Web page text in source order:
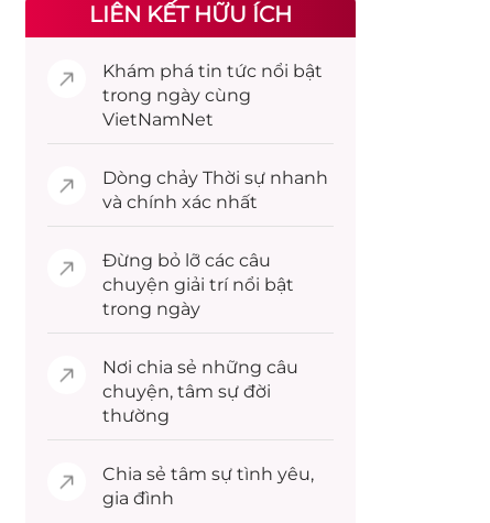
LIÊN KẾT HỮU ÍCH
Khám phá tin tức nổi bật
trong ngày cùng
VietNamNet
Dòng chảy Thời sự nhanh
và chính xác nhất
Đừng bỏ lỡ các câu
chuyện giải trínổi bật
trong ngày
Nơi chia sẻ những câu
chuyện, tâm sự đời
thường
Chia sẻ tâm sự tình yêu,
gia đình